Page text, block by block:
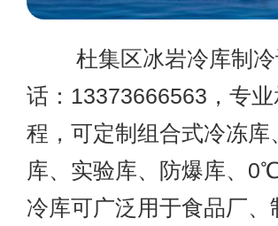
杜集区冰岩冷库制冷
话：13373666563，专
程，可定制组合式冷冻
库、实验库、防爆库、
冷库可广泛用于食品厂